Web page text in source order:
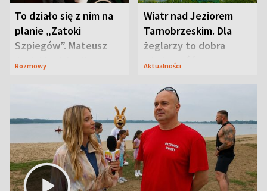
To działo się z nim na
planie „Zatoki
Szpiegów”. Mateusz
Janicki odsłonił
Rozmowy
Wiatr nad Jeziorem
Tarnobrzeskim. Dla
żeglarzy to dobra
wiadomość
Aktualności